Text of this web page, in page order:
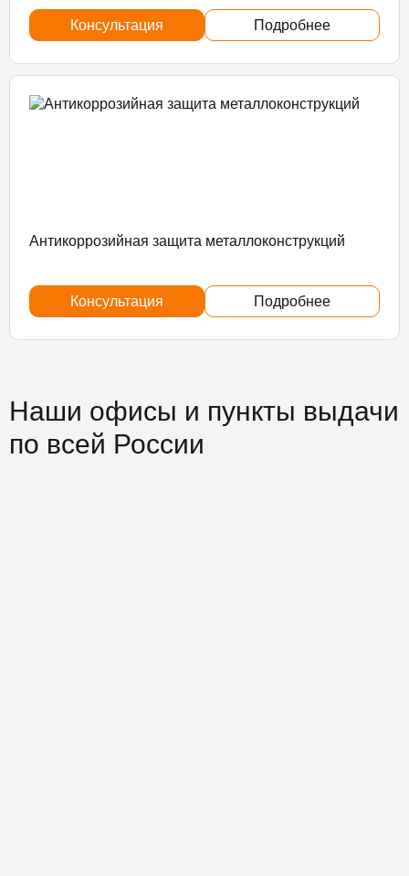
Консультация Подробнее
Антикоррозийная защита металлоконструкций
Консультация Подробнее
Наши офисы и пункты выдачи
по всей России